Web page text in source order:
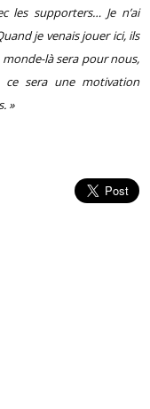
les supporters… Je n’ai
je venais jouer ici, ils
là sera pour nous,
sera une motivation
»